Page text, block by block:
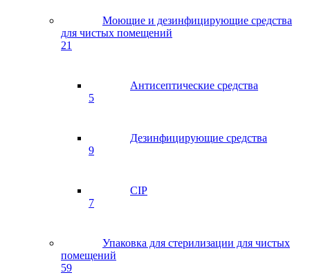
Моющие и дезинфицирующие средства
для чистых помещений
21
Антисептические средства
5
Дезинфицирующие средства
9
CIP
7
Упаковка для стерилизации для чистых
помещений
59